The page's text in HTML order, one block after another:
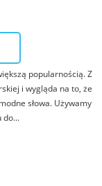
popularnością. Z
i wygląda na to, że
słowa. Używamy
do...